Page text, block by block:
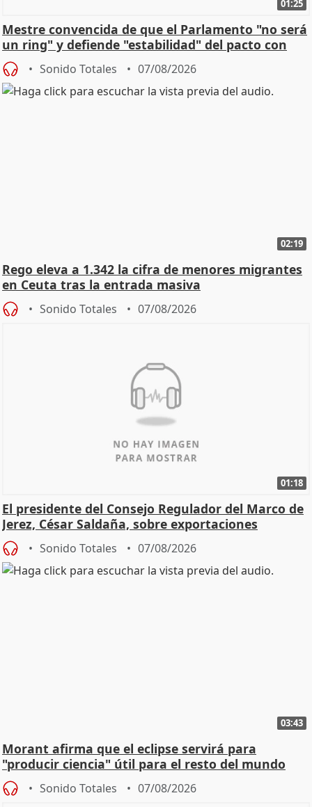
01:25
Mestre convencida de que el Parlamento "no será
un ring" y defiende "estabilidad" del pacto con
Vox
Sonido Totales 07/08/2026
02:19
Rego eleva a 1.342 la cifra de menores migrantes
en Ceuta tras la entrada masiva
Sonido Totales 07/08/2026
01:18
El presidente del Consejo Regulador del Marco de
Jerez, César Saldaña, sobre exportaciones
Sonido Totales 07/08/2026
03:43
Morant afirma que el eclipse servirá para
"producir ciencia" útil para el resto del mundo
Sonido Totales 07/08/2026